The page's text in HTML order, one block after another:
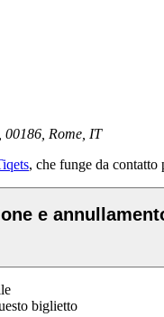
Rome, IT
, che funge da
e
biglietto